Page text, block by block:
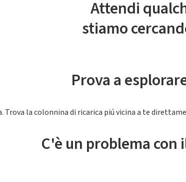
Attendi
stiamo
Prova a
la colonnina di ricarica piú vicina a te
C'è un problema